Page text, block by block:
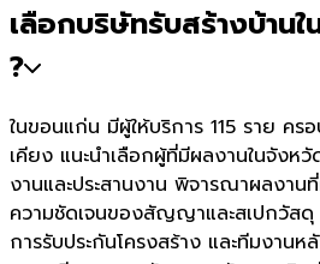
เลือกบริษัทรับสร้างบ้าน
?
ในขอนแก่น มีผู้ให้บริการ 115 ราย คร
เคียง แนะนำเลือกผู้ที่มีผลงานในจังห
งานและประสานงาน พิจารณาผลงาน
ความชัดเจนของสัญญาและสเปกวัสดุ
การรับประกันโครงสร้าง และทีมงานห